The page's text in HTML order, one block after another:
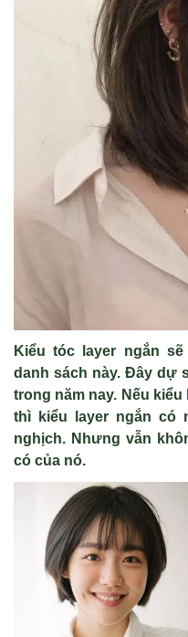
Kiểu tóc layer ngắn
danh sách này. Đây dự
trong năm nay. Nếu
thì kiểu layer ngắn có
nghịch. Nhưng vẫn
có của nó.